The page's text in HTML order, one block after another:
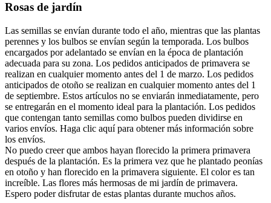
Rosas de jardín
Las semillas se envían durante todo el año, mientras que las plantas
perennes y los bulbos se envían según la temporada. Los bulbos
encargados por adelantado se envían en la época de plantación
adecuada para su zona. Los pedidos anticipados de primavera se
realizan en cualquier momento antes del 1 de marzo. Los pedidos
anticipados de otoño se realizan en cualquier momento antes del 1
de septiembre. Estos artículos no se enviarán inmediatamente, pero
se entregarán en el momento ideal para la plantación. Los pedidos
que contengan tanto semillas como bulbos pueden dividirse en
varios envíos. Haga clic aquí para obtener más información sobre
los envíos.
No puedo creer que ambos hayan florecido la primera primavera
después de la plantación. Es la primera vez que he plantado peonías
en otoño y han florecido en la primavera siguiente. El color es tan
increíble. Las flores más hermosas de mi jardín de primavera.
Espero poder disfrutar de estas plantas durante muchos años.